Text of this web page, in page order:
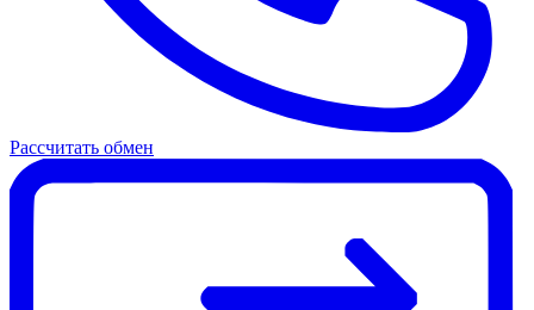
Рассчитать обмен